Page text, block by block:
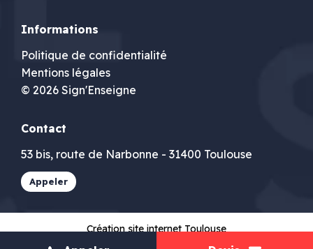
Informations
Politique de confidentialité
Mentions légales
© 2026 Sign'Enseigne
Contact
53 bis, route de Narbonne - 31400 Toulouse
Appeler
Création site internet Toulouse